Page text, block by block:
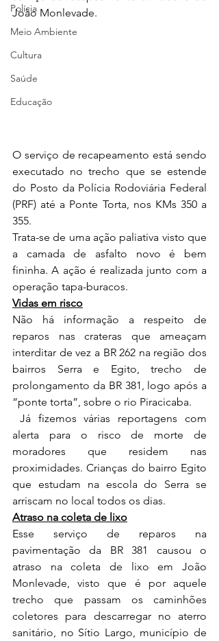
Polícia
Meio Ambiente
Cultura
Saúde
Educação
João Monlevade.
O serviço de recapeamento está sendo
executado no trecho que se estende
do Posto da Polícia Rodoviária Federal
(PRF) até a Ponte Torta, nos KMs 350 a
355.
Trata-se de uma ação paliativa visto que
a camada de asfalto novo é bem
fininha. A ação é realizada junto com a
operação tapa-buracos.
Vidas em risco
Não há informação a respeito de
reparos nas crateras que ameaçam
interditar de vez a BR 262 na região dos
bairros Serra e Egito, trecho de
prolongamento da BR 381, logo após a
“ponte torta”, sobre o rio Piracicaba.
alerta para o risco de morte de
moradores que residem nas
proximidades. Crianças do bairro Egito
que estudam na escola do Serra se
arriscam no local todos os dias.
Atraso na coleta de lixo
Esse serviço de reparos na
pavimentação da BR 381 causou o
atraso na coleta de lixo em João
Monlevade, visto que é por aquele
trecho que passam os caminhões
coletores para descarregar no aterro
sanitário, no Sítio Largo, município de